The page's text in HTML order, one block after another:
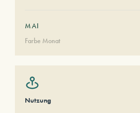
MAI
Farbe Monat
Nutzung